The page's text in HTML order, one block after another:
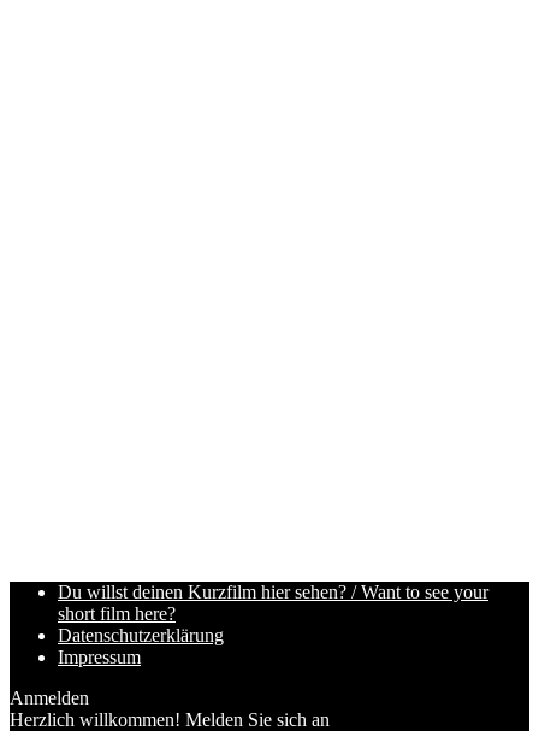
Du willst deinen Kurzfilm hier sehen? / Want to see your
short film here?
Datenschutzerklärung
Impressum
Anmelden
Herzlich willkommen! Melden Sie sich an